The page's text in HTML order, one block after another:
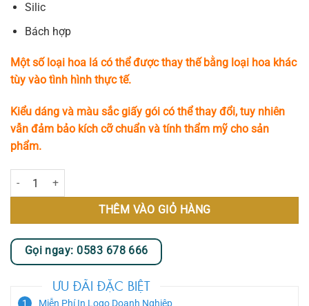
Silic
Bách hợp
Một số loại hoa lá có thể được thay thế bằng loại hoa khác
tùy vào tình hình thực tế.
Kiểu dáng và màu sắc giấy gói có thể thay đổi, tuy nhiên
vẫn đảm bảo kích cỡ chuẩn và tính thẩm mỹ cho sản
phẩm.
Ocean Melody số lượng
THÊM VÀO GIỎ HÀNG
Gọi ngay: 0583 678 666
ƯU ĐÃI ĐẶC BIỆT
Miễn Phí In Logo Doanh Nghiệp